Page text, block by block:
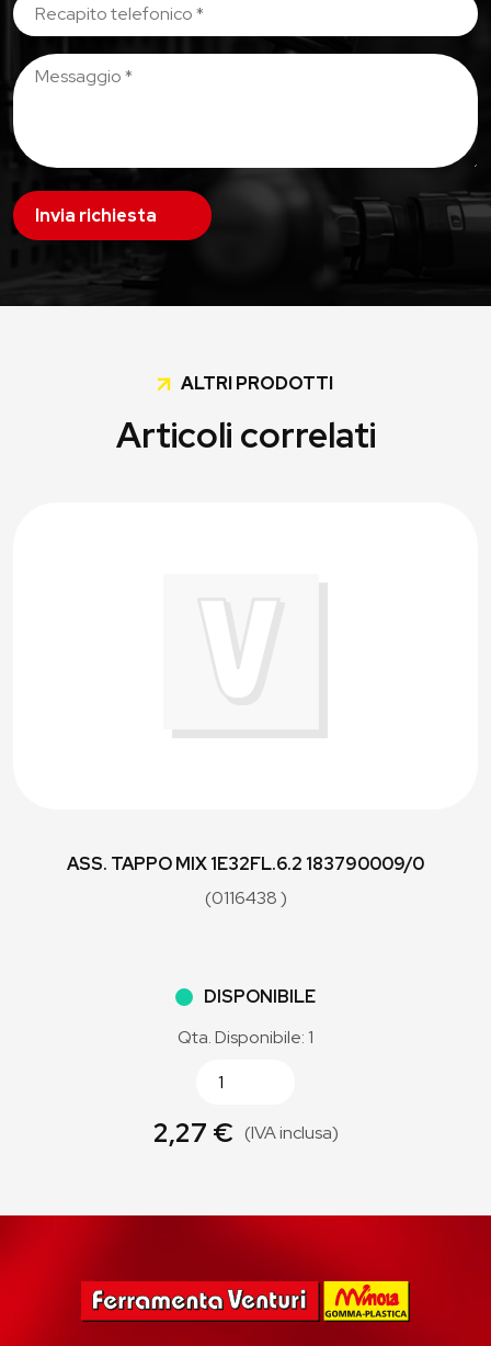
Invia richiesta
ALTRI PRODOTTI
Articoli correlati
ASS. TAPPO MIX 1E32FL.6.2 183790009/0
(0116438 )
DISPONIBILE
Qta. Disponibile: 1
2,27 € (IVA inclusa)